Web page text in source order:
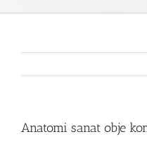
Anatomi sanat obje